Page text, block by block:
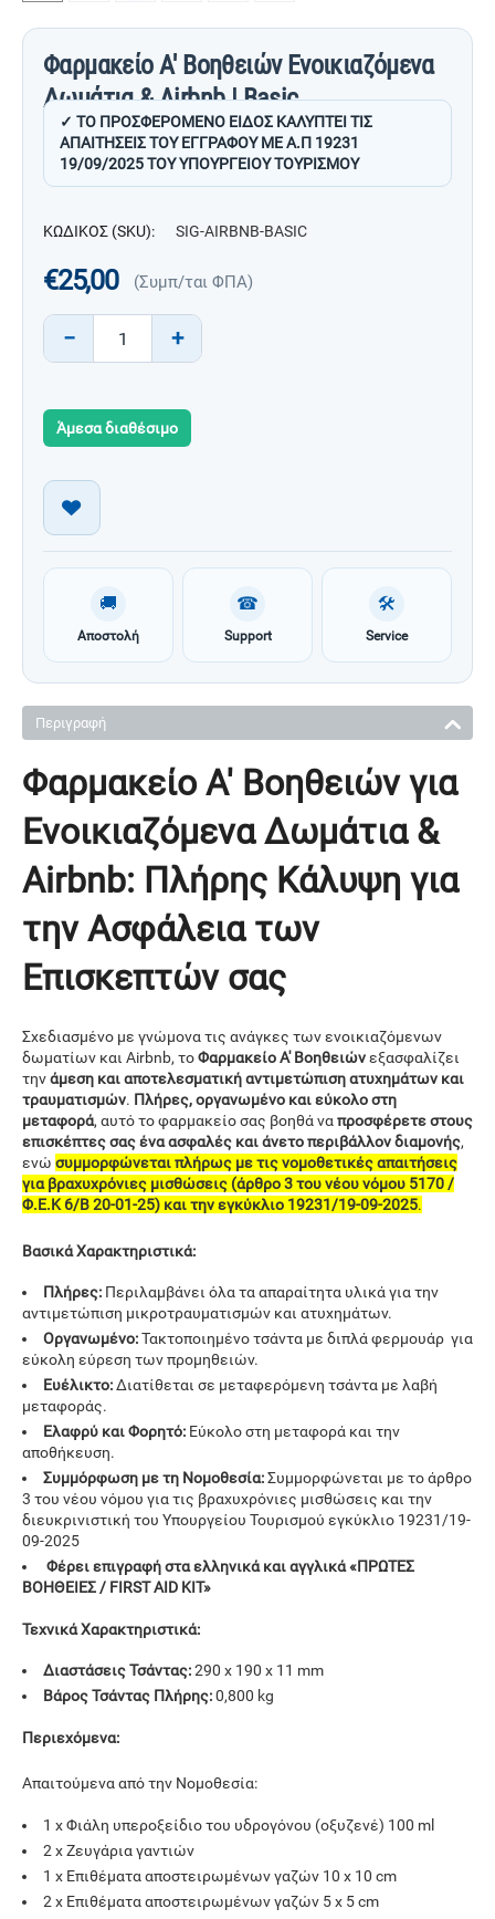
Φαρμακείο Α' Βοηθειών Ενοικιαζόμενα
Δωμάτια & Airbnb | Basic
✓ ΤΟ ΠΡΟΣΦΕΡΟΜΕΝΟ ΕΙΔΟΣ ΚΑΛΥΠΤΕΙ ΤΙΣ
ΑΠΑΙΤΗΣΕΙΣ ΤΟΥ ΕΓΓΡΑΦΟΥ ΜΕ Α.Π 19231
19/09/2025 ΤΟΥ ΥΠΟΥΡΓΕΙΟΥ ΤΟΥΡΙΣΜΟΥ
ΚΩΔΙΚΟΣ (SKU): SIG-AIRBNB-BASIC
€25,00 (Συμπ/ται ΦΠΑ)
+
−
Άμεσα διαθέσιμο
🚚
Αποστολή
☎
Support
🛠
Service
Περιγραφή
Φαρμακείο Α' Βοηθειών για
Ενοικιαζόμενα Δωμάτια &
Airbnb: Πλήρης Κάλυψη για
την Ασφάλεια των
Επισκεπτών σας
Σχεδιασμένο με γνώμονα τις ανάγκες των ενοικιαζόμενων
δωματίων και Airbnb, τοΦαρμακείο Α' Βοηθειώνεξασφαλίζει
τηνάμεση και αποτελεσματική αντιμετώπιση ατυχημάτων και
τραυματισμών. Πλήρες, οργανωμένο και εύκολο στη
μεταφορά, αυτό το φαρμακείο σας βοηθά ναπροσφέρετε στους
επισκέπτες σας ένα ασφαλές και άνετο περιβάλλον διαμονής,
ενώ συμμορφώνεται πλήρως με τις νομοθετικές απαιτήσεις
για βραχυχρόνιες μισθώσεις (άρθρο 3 του νέου νόμου 5170 /
Φ.Ε.Κ 6/Β 20-01-25) και την εγκύκλιο 19231/19-09-2025.
Βασικά Χαρακτηριστικά:
Πλήρες: Περιλαμβάνει όλα τα απαραίτητα υλικά για την
αντιμετώπιση μικροτραυματισμών και ατυχημάτων.
Οργανωμένο:Τακτοποιημένο τσάντα με διπλά φερμουάρ για
εύκολη εύρεση των προμηθειών.
Ευέλικτο:Διατίθεται σε μεταφερόμενη τσάντα με λαβή
μεταφοράς.
Ελαφρύ και Φορητό: Εύκολο στη μεταφορά και την
αποθήκευση.
Συμμόρφωση με τη Νομοθεσία:Συμμορφώνεται με το άρθρο
3 του νέου νόμου για τις βραχυχρόνιες μισθώσεις και την
διευκρινιστική του Υπουργείου Τουρισμού εγκύκλιο 19231/19-
09-2025
Φέρει επιγραφή στα ελληνικά και αγγλικά «ΠΡΩΤΕΣ
ΒΟΗΘΕΙΕΣ / FIRST AID KIT»
Τεχνικά Χαρακτηριστικά:
Διαστάσεις Τσάντας:290 x 190 x 11 mm
Βάρος Τσάντας Πλήρης:0,800 kg
Περιεχόμενα:
Απαιτούμενα από την Νομοθεσία:
1 x Φιάλη υπεροξείδιο του υδρογόνου (οξυζενέ) 100 ml
2 x Ζευγάρια γαντιών
1 x Επιθέματα αποστειρωμένων γαζών 10 x 10 cm
2 x Επιθέματα αποστειρωμένων γαζών 5 x 5 cm